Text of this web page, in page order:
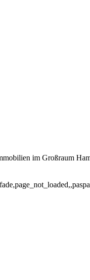
im Großraum